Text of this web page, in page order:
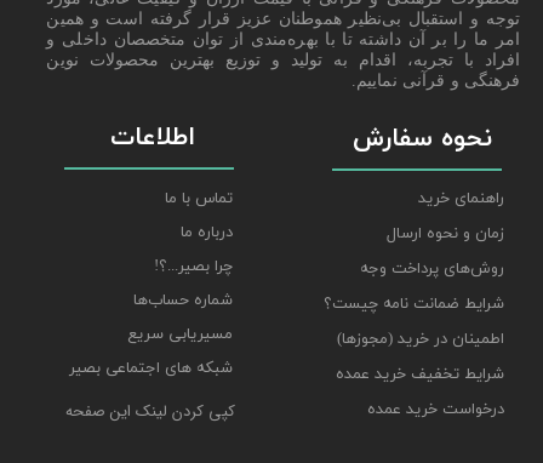
نحوه سفارش
راهنمای خرید
زمان و نحوه ارسال
روش‌های پرداخت وجه
شرایط ضمانت نامه چیست؟
اطمینان در خرید (مجوزها)
شرایط تخفیف خرید عمده
درخواست خرید عمده
اطلاعات
تماس با ما
درباره ما
چرا بصیر...؟!
شماره حساب‌ها
مسیریابی سریع
شبکه های اجتماعی بصیر
توجه و استقبال بی‌نظیر هموطنان عزیز قرار گرفته است و همین
امر ما را بر آن داشته تا با بهره‌مندی از توان متخصصان داخلی و
افراد با تجربه، اقدام به تولید و توزیع بهترین محصولات نوین
فرهنگی و قرآنی نماییم.
کپی کردن لینک این صفحه